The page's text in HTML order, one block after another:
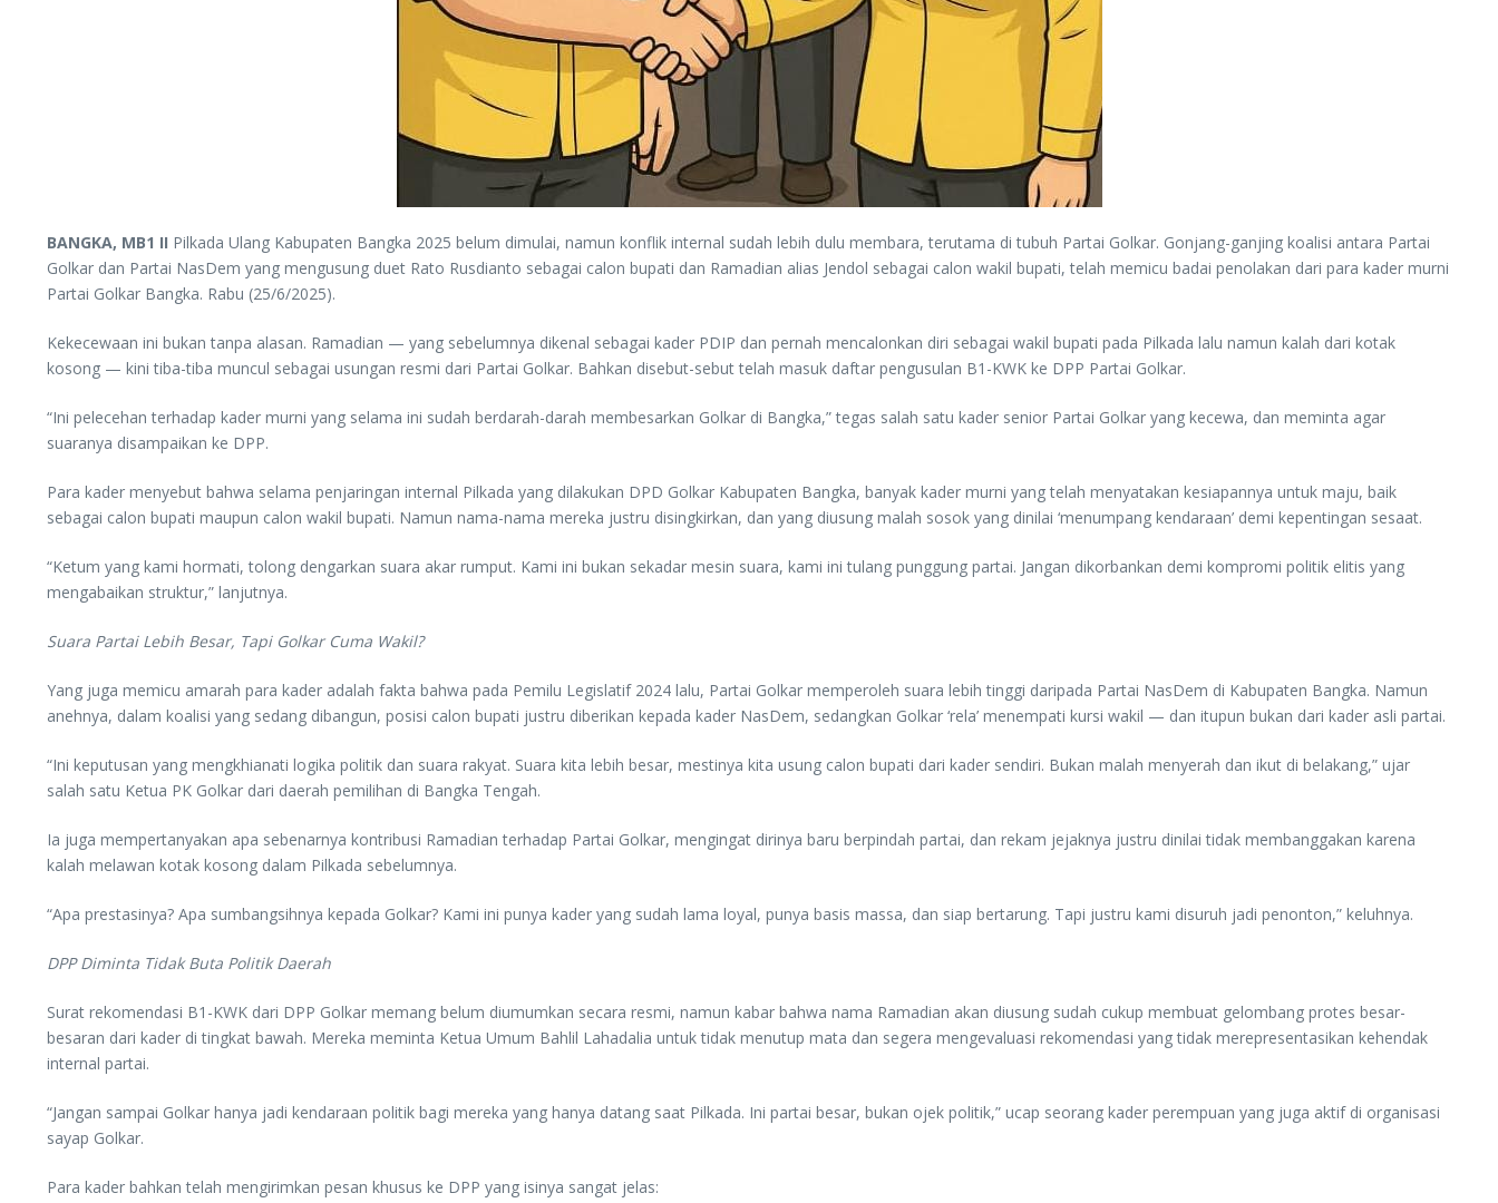
BANGKA, MB1 II Pilkada Ulang Kabupaten Bangka 2025 belum dimulai, namun konflik internal sudah lebih dulu membara, terutama di tubuh Partai Golkar. Gonjang-ganjing koalisi antara Partai
Golkar dan Partai NasDem yang mengusung duet Rato Rusdianto sebagai calon bupati dan Ramadian alias Jendol sebagai calon wakil bupati, telah memicu badai penolakan dari para kader murni
Partai Golkar Bangka. Rabu (25/6/2025).
Kekecewaan ini bukan tanpa alasan. Ramadian — yang sebelumnya dikenal sebagai kader PDIP dan pernah mencalonkan diri sebagai wakil bupati pada Pilkada lalu namun kalah dari kotak
kosong — kini tiba-tiba muncul sebagai usungan resmi dari Partai Golkar. Bahkan disebut-sebut telah masuk daftar pengusulan B1-KWK ke DPP Partai Golkar.
“Ini pelecehan terhadap kader murni yang selama ini sudah berdarah-darah membesarkan Golkar di Bangka,” tegas salah satu kader senior Partai Golkar yang kecewa, dan meminta agar
suaranya disampaikan ke DPP.
Para kader menyebut bahwa selama penjaringan internal Pilkada yang dilakukan DPD Golkar Kabupaten Bangka, banyak kader murni yang telah menyatakan kesiapannya untuk maju, baik
sebagai calon bupati maupun calon wakil bupati. Namun nama-nama mereka justru disingkirkan, dan yang diusung malah sosok yang dinilai ‘menumpang kendaraan’ demi kepentingan sesaat.
“Ketum yang kami hormati, tolong dengarkan suara akar rumput. Kami ini bukan sekadar mesin suara, kami ini tulang punggung partai. Jangan dikorbankan demi kompromi politik elitis yang
mengabaikan struktur,” lanjutnya.
Suara Partai Lebih Besar, Tapi Golkar Cuma Wakil?
Yang juga memicu amarah para kader adalah fakta bahwa pada Pemilu Legislatif 2024 lalu, Partai Golkar memperoleh suara lebih tinggi daripada Partai NasDem di Kabupaten Bangka. Namun
anehnya, dalam koalisi yang sedang dibangun, posisi calon bupati justru diberikan kepada kader NasDem, sedangkan Golkar ‘rela’ menempati kursi wakil — dan itupun bukan dari kader asli partai.
“Ini keputusan yang mengkhianati logika politik dan suara rakyat. Suara kita lebih besar, mestinya kita usung calon bupati dari kader sendiri. Bukan malah menyerah dan ikut di belakang,” ujar
salah satu Ketua PK Golkar dari daerah pemilihan di Bangka Tengah.
Ia juga mempertanyakan apa sebenarnya kontribusi Ramadian terhadap Partai Golkar, mengingat dirinya baru berpindah partai, dan rekam jejaknya justru dinilai tidak membanggakan karena
kalah melawan kotak kosong dalam Pilkada sebelumnya.
“Apa prestasinya? Apa sumbangsihnya kepada Golkar? Kami ini punya kader yang sudah lama loyal, punya basis massa, dan siap bertarung. Tapi justru kami disuruh jadi penonton,” keluhnya.
DPP Diminta Tidak Buta Politik Daerah
Surat rekomendasi B1-KWK dari DPP Golkar memang belum diumumkan secara resmi, namun kabar bahwa nama Ramadian akan diusung sudah cukup membuat gelombang protes besar-
besaran dari kader di tingkat bawah. Mereka meminta Ketua Umum Bahlil Lahadalia untuk tidak menutup mata dan segera mengevaluasi rekomendasi yang tidak merepresentasikan kehendak
internal partai.
“Jangan sampai Golkar hanya jadi kendaraan politik bagi mereka yang hanya datang saat Pilkada. Ini partai besar, bukan ojek politik,” ucap seorang kader perempuan yang juga aktif di organisasi
sayap Golkar.
Para kader bahkan telah mengirimkan pesan khusus ke DPP yang isinya sangat jelas: